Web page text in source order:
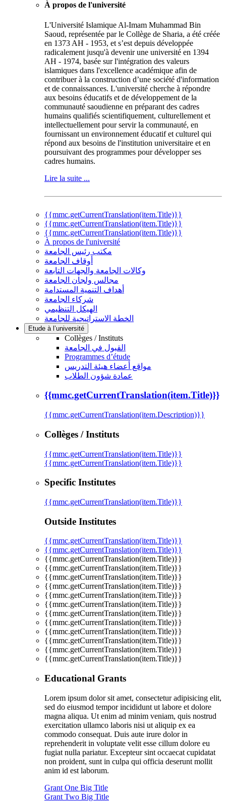
À propos de l'université
L'Université Islamique Al-Imam Muhammad Bin
Saoud, représentée par le Collège de Sharia, a été créée
en 1373 AH - 1953, et s’est depuis développée
radicalement jusqu'à devenir une université en 1394
AH - 1974, basée sur l'intégration des valeurs
islamiques dans l'excellence académique afin de
contribuer à la construction d’une société d'information
et de connaissances. L'université cherche à répondre
aux besoins éducatifs et de développement de la
communauté saoudienne en préparant des cadres
humains qualifiés scientifiquement, culturellement et
intellectuellement pour servir la communauté, en
fournissant un environnement éducatif et culturel qui
répond aux besoins de l'institution universitaire et en
poursuivant des programmes pour développer ses
cadres humains.
Lire la suite ...
{{mmc.getCurrentTranslation(item.Title)}}
{{mmc.getCurrentTranslation(item.Title)}}
{{mmc.getCurrentTranslation(item.Title)}}
À propos de l'université
مكتب رئيس الجامعة
أوقاف الجامعة
وكالات الجامعة والجهات التابعة
مجالس ولجان الجامعة
أهداف التنمية المستدامة
شركاء الجامعة
الهيكل التنظيمي
الخطة الاستراتيجية للجامعة
Etude à l’université
Collèges / Instituts
القبول في الجامعة
Programmes d’étude
مواقع أعضاء هيئة التدريس
عمادة شؤون الطلاب
{{mmc.getCurrentTranslation(item.Title)}}
{{mmc.getCurrentTranslation(item.Description)}}
Collèges / Instituts
{{mmc.getCurrentTranslation(item.Title)}}
{{mmc.getCurrentTranslation(item.Title)}}
Specific Institutes
{{mmc.getCurrentTranslation(item.Title)}}
Outside Institutes
{{mmc.getCurrentTranslation(item.Title)}}
{{mmc.getCurrentTranslation(item.Title)}}
{{mmc.getCurrentTranslation(item.Title)}}
{{mmc.getCurrentTranslation(item.Title)}}
{{mmc.getCurrentTranslation(item.Title)}}
{{mmc.getCurrentTranslation(item.Title)}}
{{mmc.getCurrentTranslation(item.Title)}}
{{mmc.getCurrentTranslation(item.Title)}}
{{mmc.getCurrentTranslation(item.Title)}}
{{mmc.getCurrentTranslation(item.Title)}}
{{mmc.getCurrentTranslation(item.Title)}}
{{mmc.getCurrentTranslation(item.Title)}}
{{mmc.getCurrentTranslation(item.Title)}}
{{mmc.getCurrentTranslation(item.Title)}}
Educational Grants
Lorem ipsum dolor sit amet, consectetur adipisicing elit,
sed do eiusmod tempor incididunt ut labore et dolore
magna aliqua. Ut enim ad minim veniam, quis nostrud
exercitation ullamco laboris nisi ut aliquip ex ea
commodo consequat. Duis aute irure dolor in
reprehenderit in voluptate velit esse cillum dolore eu
fugiat nulla pariatur. Excepteur sint occaecat cupidatat
non proident, sunt in culpa qui officia deserunt mollit
anim id est laborum.
Grant One Big Title
Grant Two Big Title